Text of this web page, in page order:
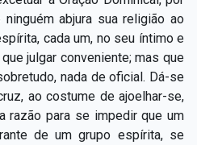
abjura sua religião ao
cada um, no seu íntimo e
julgar conveniente; mas que
nada de oficial. Dá-se
ao costume de ajoelhar-se,
razão para se impedir que um
de um grupo espírita, se